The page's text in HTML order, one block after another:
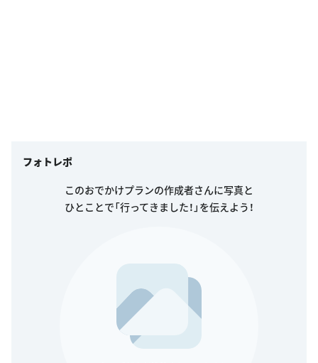
フォトレポ
このおでかけプランの作成者さんに写真と
ひとことで「行ってきました！」を伝えよう！